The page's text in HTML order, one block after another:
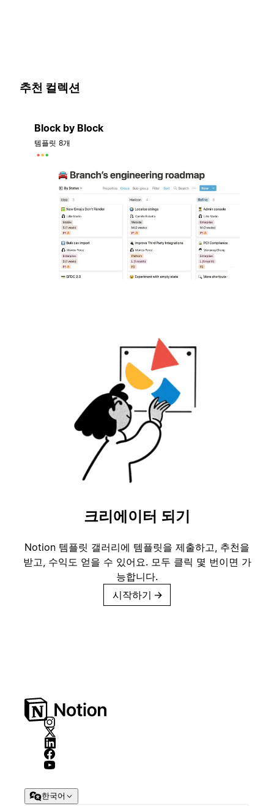
추천 컬렉션
Block by Block
템플릿 8개
크리에이터 되기
Notion 템플릿 갤러리에 템플릿을 제출하고, 추천을
받고, 수익도 얻을 수 있어요. 모두 클릭 몇 번이면 가
능합니다.
시작하기 →
한국어